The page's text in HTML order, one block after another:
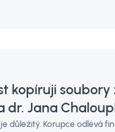
kopíruji
dr. Jana
důležitý. Korupce odlévá